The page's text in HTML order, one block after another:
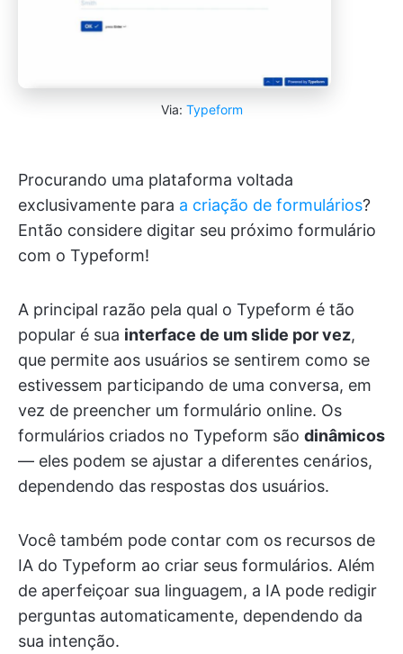
Via: Typeform
Procurando uma plataforma voltada
exclusivamente para a criação de formulários?
Então considere digitar seu próximo formulário
com o Typeform!
A principal razão pela qual o Typeform é tão
popular é sua interface de um slide por vez,
que permite aos usuários se sentirem como se
estivessem participando de uma conversa, em
vez de preencher um formulário online. Os
formulários criados no Typeform são dinâmicos
— eles podem se ajustar a diferentes cenários,
dependendo das respostas dos usuários.
Você também pode contar com os recursos de
IA do Typeform ao criar seus formulários. Além
de aperfeiçoar sua linguagem, a IA pode redigir
perguntas automaticamente, dependendo da
sua intenção.